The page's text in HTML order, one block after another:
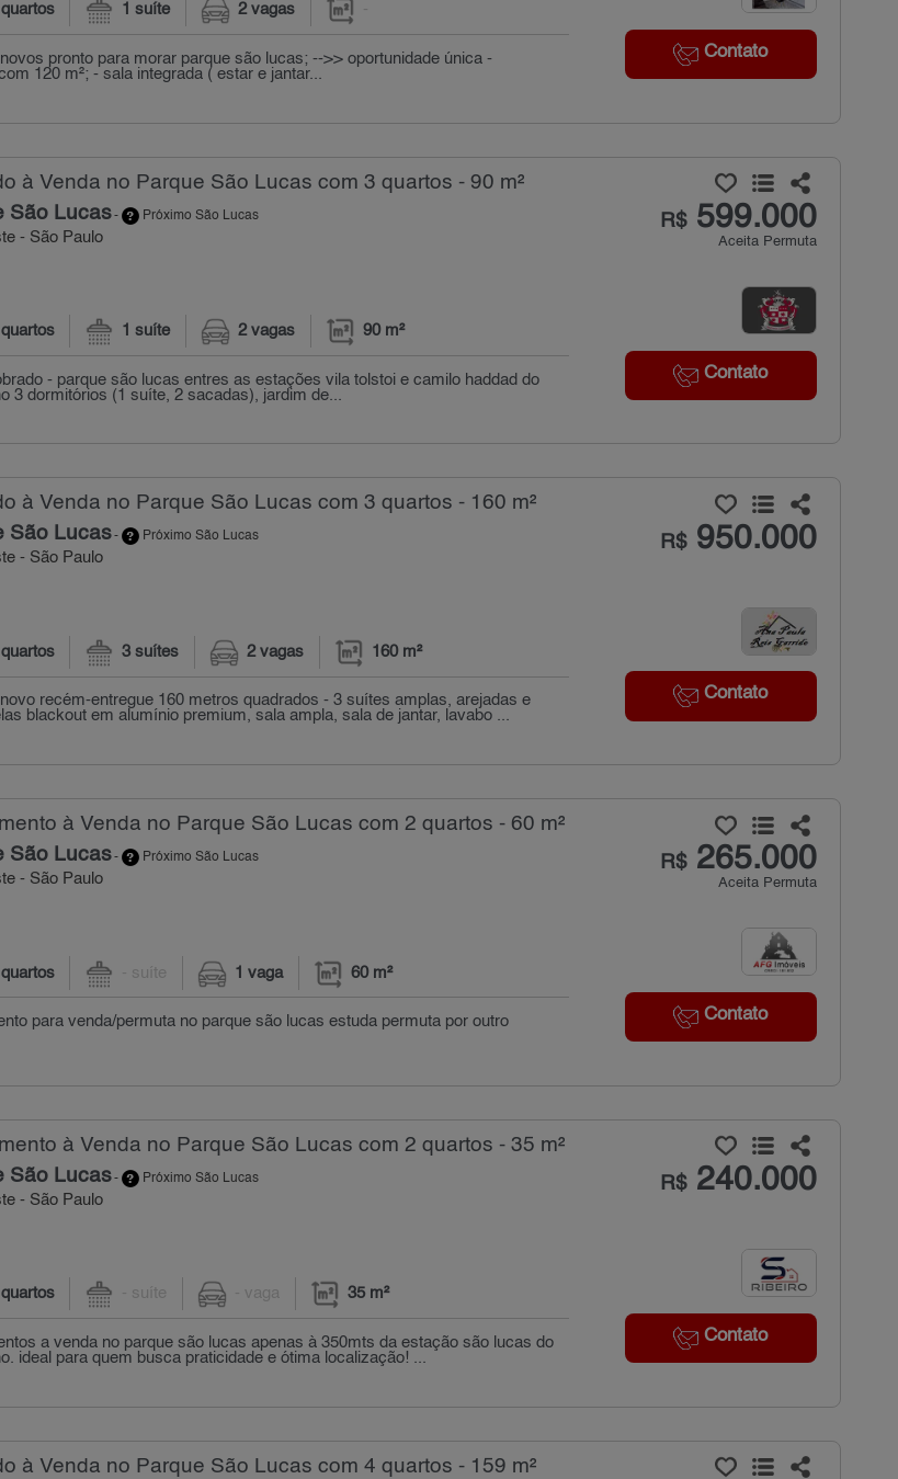
Contato
1 suíte 2 vagas -
pronto para morar parque são lucas; -->> oportunidade única -
120 m²; - sala integrada ( estar e jantar...
à Venda no Parque São Lucas com 3 quartos - 90 m²
São Lucas- Próximo São Lucas
- São Paulo
R$599.000
Aceita Permuta
Contato
1 suíte 2 vagas 90 m²
- parque são lucas entres as estações vila tolstoi e camilo haddad do
3 dormitórios (1 suíte, 2 sacadas), jardim de...
à Venda no Parque São Lucas com 3 quartos - 160 m²
São Lucas- Próximo São Lucas
- São Paulo
R$950.000
Contato
3 suítes 2 vagas 160 m²
recém-entregue 160 metros quadrados - 3 suítes amplas, arejadas e
blackout em alumínio premium, sala ampla, sala de jantar, lavabo ...
à Venda no Parque São Lucas com 2 quartos - 60 m²
São Lucas- Próximo São Lucas
- São Paulo
R$265.000
Aceita Permuta
Contato
- suíte 1 vaga 60 m²
para venda/permuta no parque são lucas estuda permuta por outro
à Venda no Parque São Lucas com 2 quartos - 35 m²
São Lucas- Próximo São Lucas
- São Paulo
R$240.000
Contato
- suíte - vaga 35 m²
a venda no parque são lucas apenas à 350mts da estação são lucas do
ideal para quem busca praticidade e ótima localização! ...
à Venda no Parque São Lucas com 4 quartos - 159 m²